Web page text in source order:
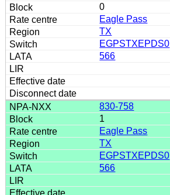
0
Eagle Pass
TX
EGPSTXEPDS0
566
830-758
1
Eagle Pass
TX
EGPSTXEPDS0
566